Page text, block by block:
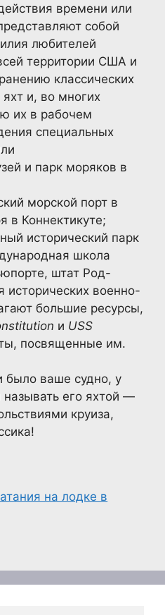
времени или
собой
любителей
территории США и
классических
и, во многих
их в рабочем
специальных
и парк моряков в
морской порт в
в Коннектикуте;
исторический парк
школа
штат Род-
исторических военно-
большие ресурсы,
и USS
посвященные им.
было ваше судно, у
его яхтой —
круиза,
на лодке в